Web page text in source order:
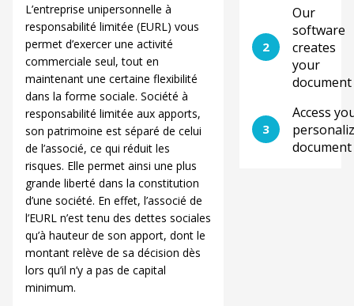
L’entreprise unipersonnelle à
responsabilité limitée (EURL) vous
permet d’exercer une activité
commerciale seul, tout en
maintenant une certaine flexibilité
dans la forme sociale. Société à
responsabilité limitée aux apports,
son patrimoine est séparé de celui
de l’associé, ce qui réduit les
risques. Elle permet ainsi une plus
grande liberté dans la constitution
d’une société. En effet, l’associé de
l’EURL n’est tenu des dettes sociales
qu’à hauteur de son apport, dont le
montant relève de sa décision dès
lors qu’il n’y a pas de capital
minimum.
2
Our
software
creates
your
document
3
Access
document